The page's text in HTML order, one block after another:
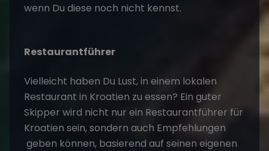
wenn Du diese noch nicht kennst.
Restaurantführer
Vielleicht haben Du Lust, in einem lokalen
Restaurant in Kroatien zu essen? Ein guter
Skipper wird nicht nur ein Restaurantführer für
Kroatien sein, sondern auch Empfehlungen
geben können, basierend auf seinen eigenen